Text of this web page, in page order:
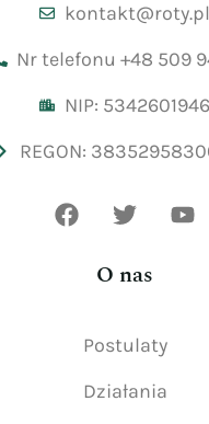
kontakt@roty.pl
Nr telefonu +48 509
NIP: 5342601946
REGON:
O nas
Postulaty
Działania